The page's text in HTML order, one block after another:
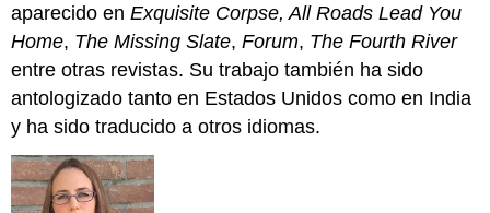
aparecido enExquisite Corpse, All Roads Lead You
Home, The Missing Slate,Forum, The Fourth River
entre otras revistas. Su trabajo también ha sido
antologizado tanto en Estados Unidos como en India
y ha sido traducido a otros idiomas.